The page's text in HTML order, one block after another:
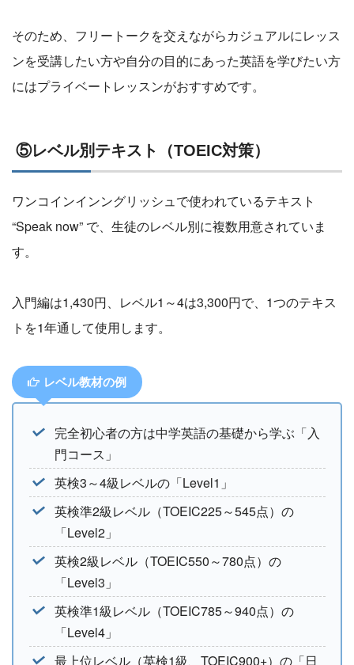
そのため、フリートークを交えながらカジュアルにレッス
ンを受講したい方や自分の目的にあった英語を学びたい方
にはプライベートレッスンがおすすめです。
⑤レベル別テキスト（TOEIC対策）
ワンコインインングリッシュで使われているテキスト
“Speak now” で、生徒のレベル別に複数用意されていま
す。
入門編は1,430円、レベル1～4は3,300円で、1つのテキス
トを1年通して使用します。
レベル教材の例
完全初心者の方は中学英語の基礎から学ぶ「入
門コース」
英検3～4級レベルの「Level1」
英検準2級レベル（TOEIC225～545点）の
「Level2」
英検2級レベル（TOEIC550～780点）の
「Level3」
英検準1級レベル（TOEIC785～940点）の
「Level4」
最上位レベル（英検1級、TOEIC900+）の「日